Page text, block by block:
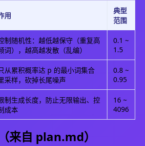
用
典型
范围
制随机性：越低越保守（重复高
词），越高越发散（乱编）
0.1 ~
1.5
从累积概率达 p 的最小词集合
采样，砍掉长尾噪声
0.8 ~
0.95
制生成长度，防止无限输出、控
成本
16 ~
4096
来自 plan.md）